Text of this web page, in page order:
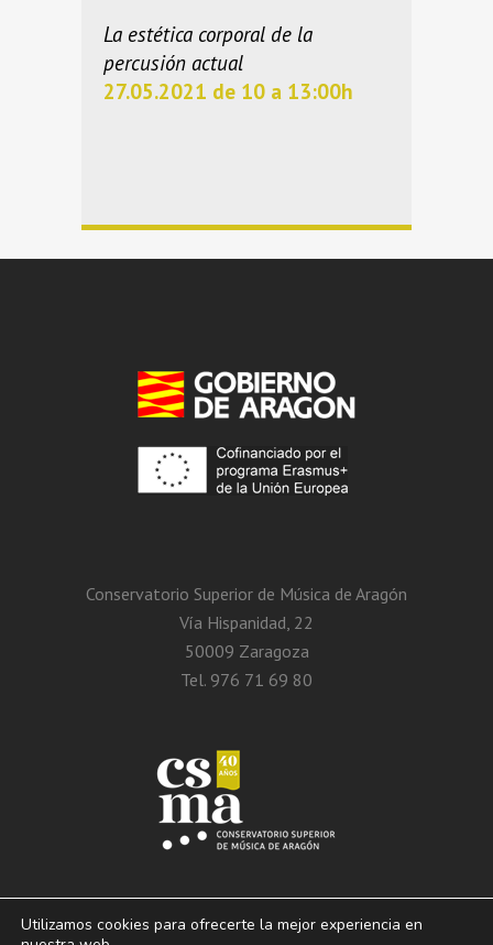
La estética corporal de la
percusión actual
27.05.2021 de 10 a 13:00h
Conservatorio Superior de Música de Aragón
Vía Hispanidad, 22
50009 Zaragoza
Tel. 976 71 69 80
Utilizamos cookies para ofrecerte la mejor experiencia en